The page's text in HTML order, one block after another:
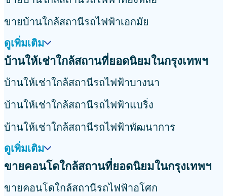
ขายบ้านใกล้สถานีรถไฟฟ้าเอกมัย
ดูเพิ่มเติม
บ้านให้เช่าใกล้สถานที่ยอดนิยมในกรุงเทพฯ
บ้านให้เช่าใกล้สถานีรถไฟฟ้าบางนา
บ้านให้เช่าใกล้สถานีรถไฟฟ้าแบริ่ง
บ้านให้เช่าใกล้สถานีรถไฟฟ้าพัฒนาการ
ดูเพิ่มเติม
ขายคอนโดใกล้สถานที่ยอดนิยมในกรุงเทพฯ
ขายคอนโดใกล้สถานีรถไฟฟ้าอโศก